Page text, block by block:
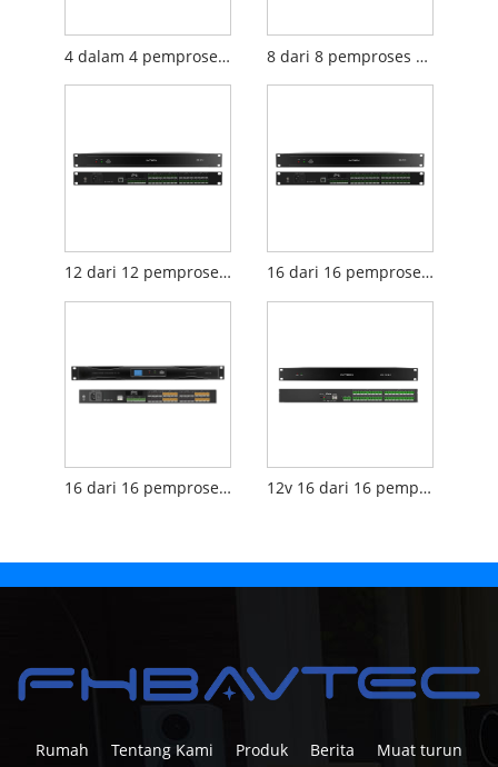
4 dalam 4 pemproses audio digital keluar 8 dari 8 pemproses audio digital keluar
12 dari 12 pemproses audio digital keluar 16 dari 16 pemproses audio digital keluar
16 dari 16 pemproses audio digital dengan skrin 12v 16 dari 16 pemproses audio digital keluar
Rumah Tentang Kami Produk Berita Muat turun